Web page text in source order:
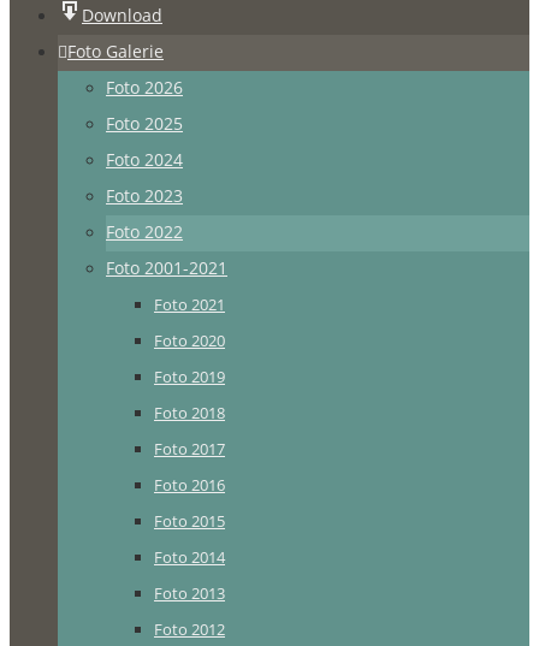
Download
Foto Galerie
Foto 2026
Foto 2025
Foto 2024
Foto 2023
Foto 2022
Foto 2001-2021
Foto 2021
Foto 2020
Foto 2019
Foto 2018
Foto 2017
Foto 2016
Foto 2015
Foto 2014
Foto 2013
Foto 2012